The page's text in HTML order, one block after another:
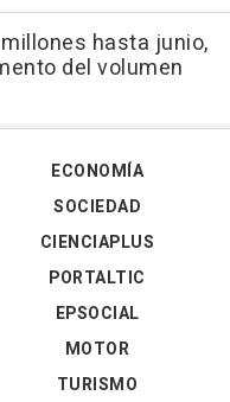
hasta junio,
del volumen
ECONOMÍA
SOCIEDAD
CIENCIAPLUS
PORTALTIC
EPSOCIAL
MOTOR
TURISMO